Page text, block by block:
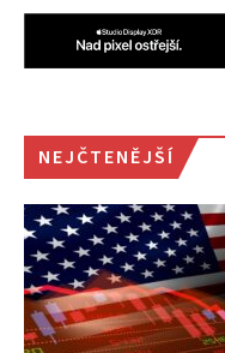
NEJČTENĚJŠÍ